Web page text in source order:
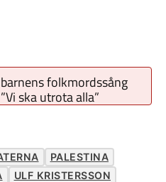
folkmordssång
ska utrota alla”
PALESTINA
ULF KRISTERSSON